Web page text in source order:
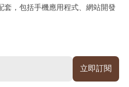
套，包括手機應用程式、網站開發